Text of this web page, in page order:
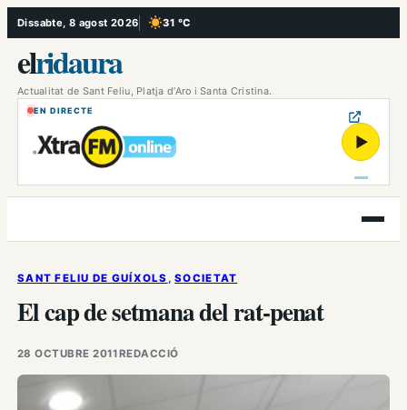
Vés
al
contingut
Dissabte, 8 agost 2026 31 °C
, Cel serè
elridaura
Actualitat de Sant Feliu, Platja d’Aro i Santa Cristina.
EN DIRECTE
▶
Obre
el
SANT FELIU DE GUÍXOLS , SOCIETAT
El cap de setmana del rat-penat
28 OCTUBRE 2011REDACCIÓ